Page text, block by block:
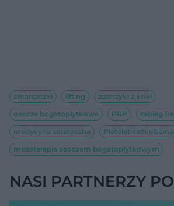
zmarszczki lifting
zastrzyki z krwi
osocze bogatopłytkowe
PRP
zabieg
medycyna estetyczna
Platelet-rich plasma
mezoterapia osoczem bogatopłytkowym
NASI PARTNERZY